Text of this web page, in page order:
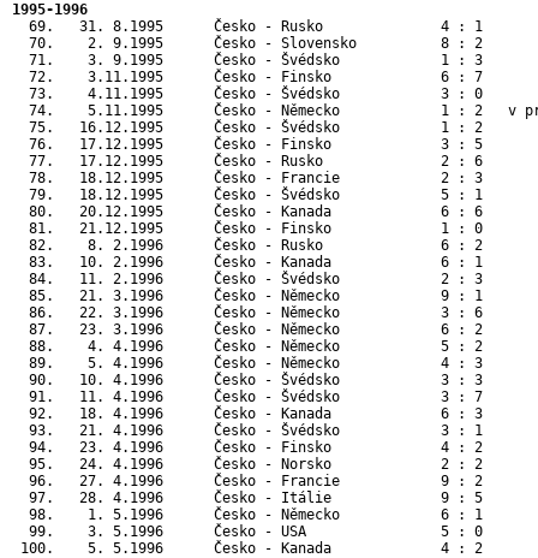
1995-1996
69.   31. 8.1995      Česko - Rusko              4 : 1
70.    2. 9.1995      Česko - Slovensko          8 : 2
71.    3. 9.1995      Česko - Švédsko            1 : 3
72.    3.11.1995      Česko - Finsko             6 : 7
73.    4.11.1995      Česko - Švédsko            3 : 0
74.    5.11.1995      Česko - Německo            1 : 2   v
75.   16.12.1995      Česko - Švédsko            1 : 2
76.   17.12.1995      Česko - Finsko             3 : 5
77.   17.12.1995      Česko - Rusko              2 : 6
78.   18.12.1995      Česko - Francie            2 : 3
79.   18.12.1995      Česko - Švédsko            5 : 1
80.   20.12.1995      Česko - Kanada             6 : 6
81.   21.12.1995      Česko - Finsko             1 : 0
82.    8. 2.1996      Česko - Rusko              6 : 2
83.   10. 2.1996      Česko - Kanada             6 : 1
84.   11. 2.1996      Česko - Švédsko            2 : 3
85.   21. 3.1996      Česko - Německo            9 : 1
86.   22. 3.1996      Česko - Německo            3 : 6
87.   23. 3.1996      Česko - Německo            6 : 2
88.    4. 4.1996      Česko - Německo            5 : 2
89.    5. 4.1996      Česko - Německo            4 : 3
90.   10. 4.1996      Česko - Švédsko            3 : 3
91.   11. 4.1996      Česko - Švédsko            3 : 7
92.   18. 4.1996      Česko - Kanada             6 : 3
93.   21. 4.1996      Česko - Švédsko
94.   23. 4.1996      Česko - Finsko
95.   24. 4.1996      Česko - Norsko
96.   27. 4.1996      Česko - Francie
97.   28. 4.1996      Česko - Itálie
98.    1. 5.1996      Česko - Německo
99.    3. 5.1996      Česko - USA
100.    5. 5.1996      Česko - Kanada